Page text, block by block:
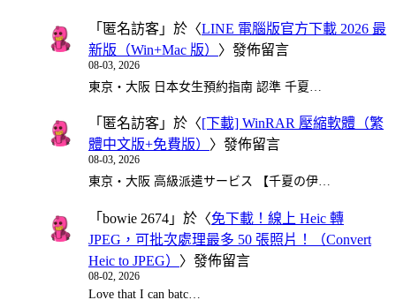
「 匿名訪客 」於〈LINE 電腦版官方下載 2026 最
新版（Win+Mac 版） 〉發佈留言
08-03, 2026
東京・大阪 日本女生預約指南 認準 千夏…
「 匿名訪客 」於〈[下載] WinRAR 壓縮軟體（繁
體中文版+免費版） 〉發佈留言
08-03, 2026
東京・大阪 高級派遣サービス 【千夏の伊…
「 bowie 2674 」於〈免下載！線上 Heic 轉
JPEG，可批次處理最多 50 張照片！（Convert
Heic to JPEG） 〉發佈留言
08-02, 2026
Love that I can batc…